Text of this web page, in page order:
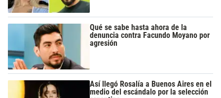
Qué se sabe hasta ahora de la
denuncia contra Facundo Moyano por
agresión
Así llegó Rosalía a Buenos Aires en el
medio del escándalo por la selección